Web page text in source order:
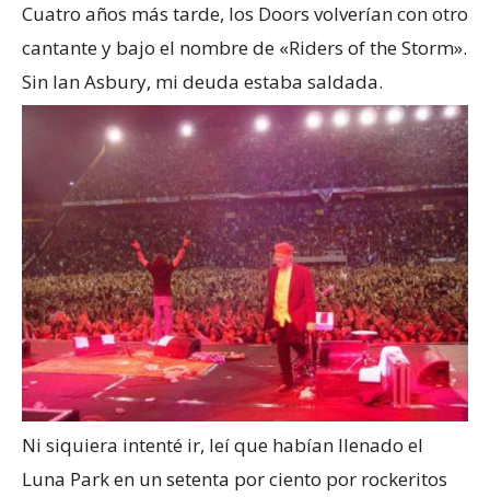
Cuatro años más tarde, los Doors volverían con otro
cantante y bajo el nombre de «Riders of the Storm».
Sin Ian Asbury, mi deuda estaba saldada.
Ni siquiera intenté ir, leí que habían llenado el
Luna Park en un setenta por ciento por rockeritos